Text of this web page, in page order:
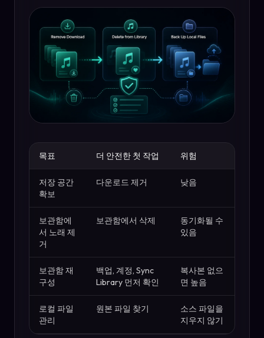
목표 더 안전한 첫 작업 위험
저장 공간
확보
다운로드 제거 낮음
보관함에
서 노래 제
거
보관함에서 삭제
동기화될 수
있음
보관함 재
구성
백업, 계정, Sync
Library 먼저 확인
복사본 없으
면 높음
로컬 파일
관리
원본 파일 찾기
소스 파일을
지우지 않기